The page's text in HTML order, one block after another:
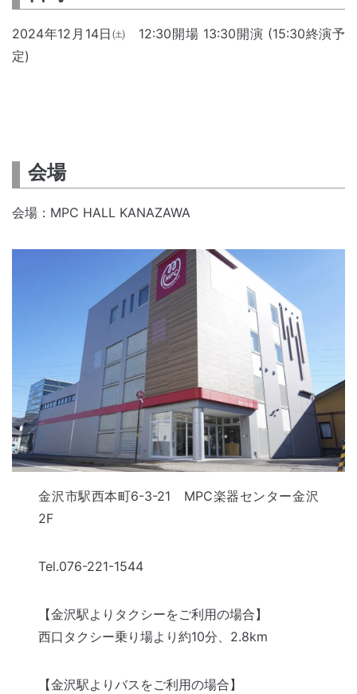
2024年12月14日㈯ 12:30開場 13:30開演 (15:30終演予
定)
会場
会場：MPC HALL KANAZAWA
金沢市駅西本町6-3-21 MPC楽器センター金沢
2F
Tel.076-221-1544
【金沢駅よりタクシーをご利用の場合】
西口タクシー乗り場より約10分、2.8km
【金沢駅よりバスをご利用の場合】